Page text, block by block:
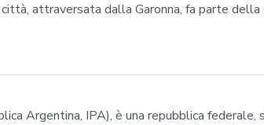
attraversata dalla Garonna, fa parte
Argentina, IPA), è una repubblica